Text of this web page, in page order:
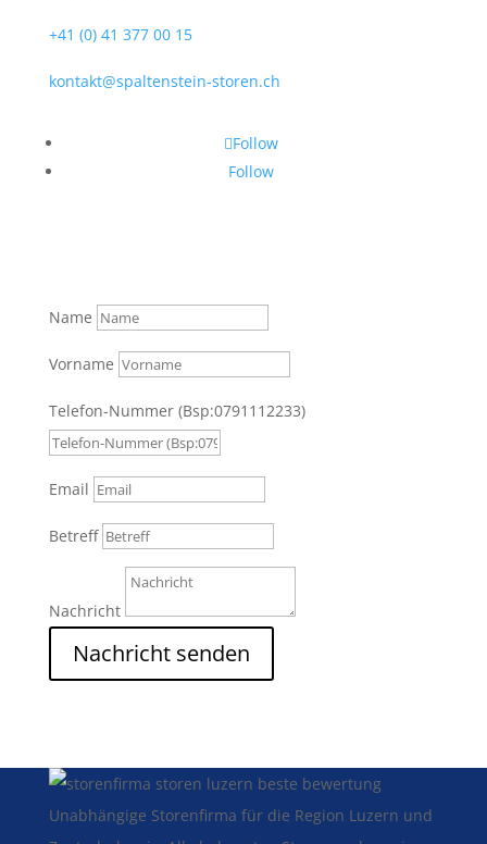
+41 (0) 41 377 00 15
kontakt@spaltenstein-storen.ch
Follow
Follow
Name
Vorname
Telefon-Nummer (Bsp:0791112233)
Email
Betreff
Nachricht
Nachricht senden
Unabhängige Storenfirma für die Region Luzern und